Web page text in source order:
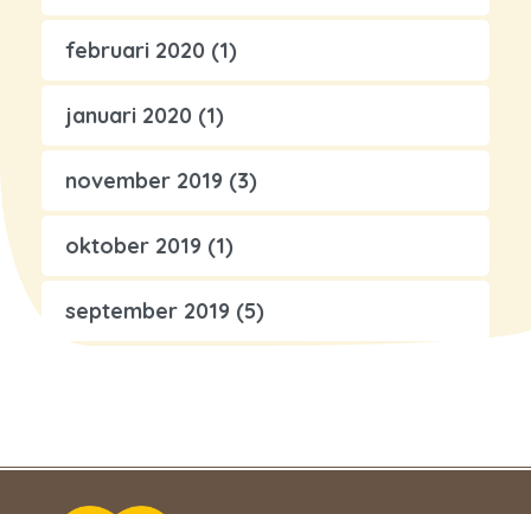
februari 2020 (1)
januari 2020 (1)
november 2019 (3)
oktober 2019 (1)
september 2019 (5)